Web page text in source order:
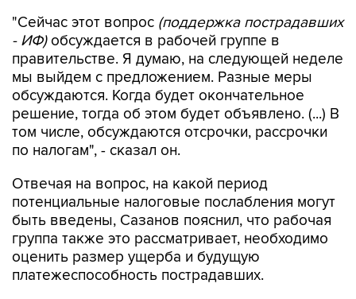
"Сейчас этот вопрос (поддержка пострадавших
- ИФ)обсуждается в рабочей группе в
правительстве. Я думаю, на следующей неделе
мы выйдем с предложением. Разные меры
обсуждаются. Когда будет окончательное
решение, тогда об этом будет объявлено. (...) В
том числе, обсуждаются отсрочки, рассрочки
по налогам", - сказал он.
Отвечая на вопрос, на какой период
потенциальные налоговые послабления могут
быть введены, Сазанов пояснил, что рабочая
группа также это рассматривает, необходимо
оценить размер ущерба и будущую
платежеспособность пострадавших.